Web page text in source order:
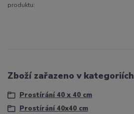
produktu:
Zboží zařazeno v kategoriích
Prostírání 40 x 40 cm
Prostírání 40x40 cm